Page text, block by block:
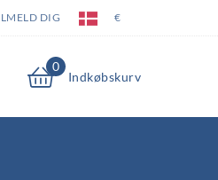
DIG €
0
Indkøbskurv